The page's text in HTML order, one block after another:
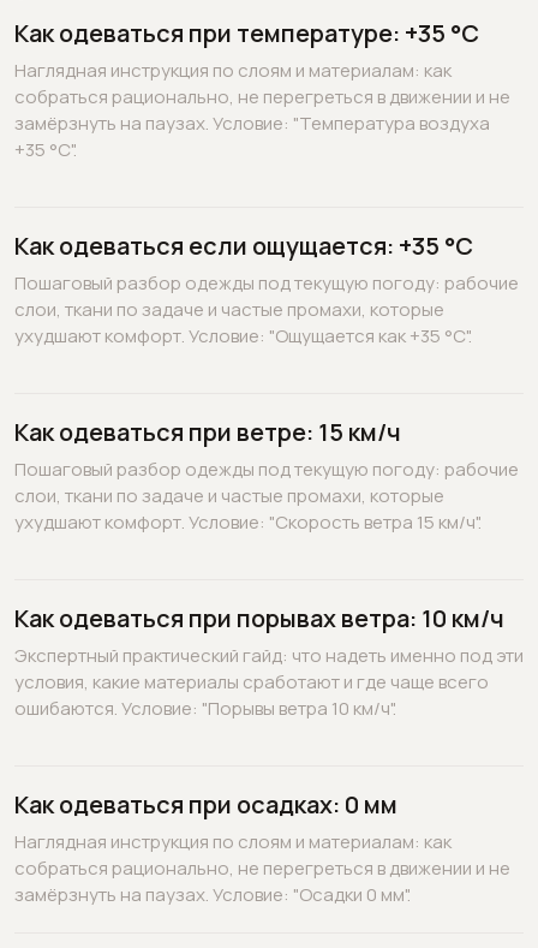
Как одеваться при температуре: +35 °C
Наглядная инструкция по слоям и материалам: как
собраться рационально, не перегреться в движении и не
замёрзнуть на паузах. Условие: "Температура воздуха
+35 °C".
Как одеваться если ощущается: +35 °C
Пошаговый разбор одежды под текущую погоду: рабочие
слои, ткани по задаче и частые промахи, которые
ухудшают комфорт. Условие: "Ощущается как +35 °C".
Как одеваться при ветре: 15 км/ч
Пошаговый разбор одежды под текущую погоду: рабочие
слои, ткани по задаче и частые промахи, которые
ухудшают комфорт. Условие: "Скорость ветра 15 км/ч".
Как одеваться при порывах ветра: 10 км/ч
Экспертный практический гайд: что надеть именно под эти
условия, какие материалы сработают и где чаще всего
ошибаются. Условие: "Порывы ветра 10 км/ч".
Как одеваться при осадках: 0 мм
Наглядная инструкция по слоям и материалам: как
собраться рационально, не перегреться в движении и не
замёрзнуть на паузах. Условие: "Осадки 0 мм".